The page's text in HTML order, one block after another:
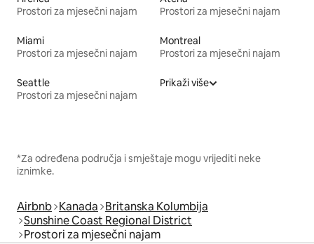
Prostori za mjesečni najam
Prostori za mjesečni najam
Miami
Prostori za mjesečni najam
Montreal
Prostori za mjesečni najam
Seattle
Prostori za mjesečni najam
Prikaži više
*Za određena područja i smještaje mogu vrijediti neke
iznimke.
Airbnb Kanada Britanska Kolumbija
Sunshine Coast Regional District
Prostori za mjesečni najam